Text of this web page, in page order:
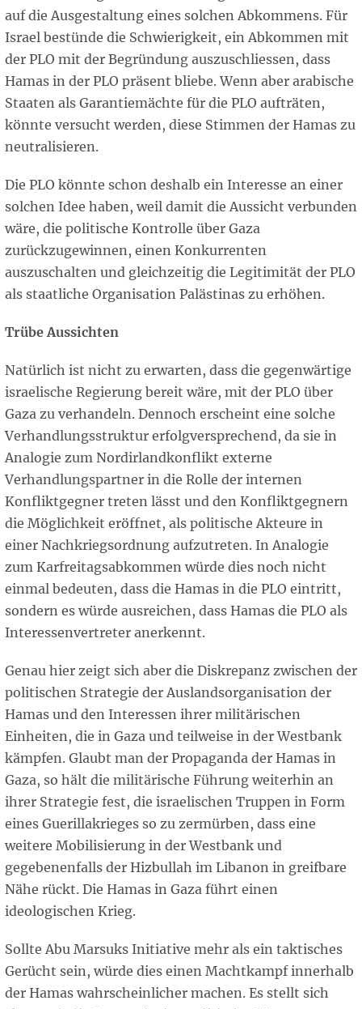
auf die Ausgestaltung eines solchen Abkommens. Für
Israel bestünde die Schwierigkeit, ein Abkommen mit
der PLO mit der Begründung auszuschliessen, dass
Hamas in der PLO präsent bliebe. Wenn aber arabische
Staaten als Garantiemächte für die PLO aufträten,
könnte versucht werden, diese Stimmen der Hamas zu
neutralisieren.
Die PLO könnte schon deshalb ein Interesse an einer
solchen Idee haben, weil damit die Aussicht verbunden
wäre, die politische Kontrolle über Gaza
zurückzugewinnen, einen Konkurrenten
auszuschalten und gleichzeitig die Legitimität der PLO
als staatliche Organisation Palästinas zu erhöhen.
Trübe Aussichten
Natürlich ist nicht zu erwarten, dass die gegenwärtige
israelische Regierung bereit wäre, mit der PLO über
Gaza zu verhandeln. Dennoch erscheint eine solche
Verhandlungsstruktur erfolgversprechend, da sie in
Analogie zum Nordirlandkonflikt externe
Verhandlungspartner in die Rolle der internen
Konfliktgegner treten lässt und den Konfliktgegnern
die Möglichkeit eröffnet, als politische Akteure in
einer Nachkriegsordnung aufzutreten. In Analogie
zum Karfreitagsabkommen würde dies noch nicht
einmal bedeuten, dass die Hamas in die PLO eintritt,
sondern es würde ausreichen, dass Hamas die PLO als
Interessenvertreter anerkennt.
Genau hier zeigt sich aber die Diskrepanz zwischen der
politischen Strategie der Auslandsorganisation der
Hamas und den Interessen ihrer militärischen
Einheiten, die in Gaza und teilweise in der Westbank
kämpfen. Glaubt man der Propaganda der Hamas in
Gaza, so hält die militärische Führung weiterhin an
ihrer Strategie fest, die israelischen Truppen in Form
eines Guerillakrieges so zu zermürben, dass eine
weitere Mobilisierung in der Westbank und
gegebenenfalls der Hizbullah im Libanon in greifbare
Nähe rückt. Die Hamas in Gaza führt einen
ideologischen Krieg.
Sollte Abu Marsuks Initiative mehr als ein taktisches
Gerücht sein, würde dies einen Machtkampf innerhalb
der Hamas wahrscheinlicher machen. Es stellt sich